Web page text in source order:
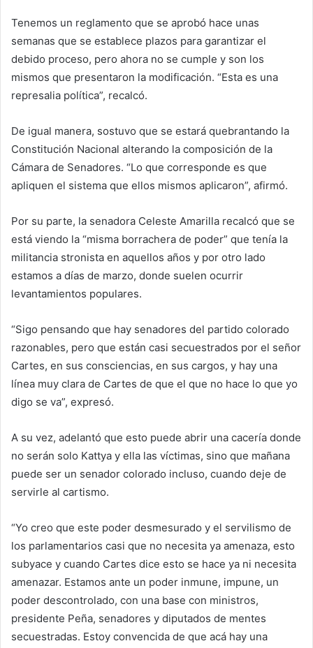
Tenemos un reglamento que se aprobó hace unas
semanas que se establece plazos para garantizar el
debido proceso, pero ahora no se cumple y son los
mismos que presentaron la modificación. “Esta es una
represalia política”, recalcó.
De igual manera, sostuvo que se estará quebrantando la
Constitución Nacional alterando la composición de la
Cámara de Senadores. “Lo que corresponde es que
apliquen el sistema que ellos mismos aplicaron”, afirmó.
Por su parte, la senadora Celeste Amarilla recalcó que se
está viendo la “misma borrachera de poder” que tenía la
militancia stronista en aquellos años y por otro lado
estamos a días de marzo, donde suelen ocurrir
levantamientos populares.
“Sigo pensando que hay senadores del partido colorado
razonables, pero que están casi secuestrados por el señor
Cartes, en sus consciencias, en sus cargos, y hay una
línea muy clara de Cartes de que el que no hace lo que yo
digo se va”, expresó.
A su vez, adelantó que esto puede abrir una cacería donde
no serán solo Kattya y ella las víctimas, sino que mañana
puede ser un senador colorado incluso, cuando deje de
servirle al cartismo.
“Yo creo que este poder desmesurado y el servilismo de
los parlamentarios casi que no necesita ya amenaza, esto
subyace y cuando Cartes dice esto se hace ya ni necesita
amenazar. Estamos ante un poder inmune, impune, un
poder descontrolado, con una base con ministros,
presidente Peña, senadores y diputados de mentes
secuestradas. Estoy convencida de que acá hay una